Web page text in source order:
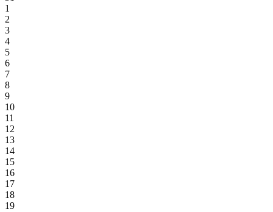
1
2
3
4
5
6
7
8
9
10
11
12
13
14
15
16
17
18
19